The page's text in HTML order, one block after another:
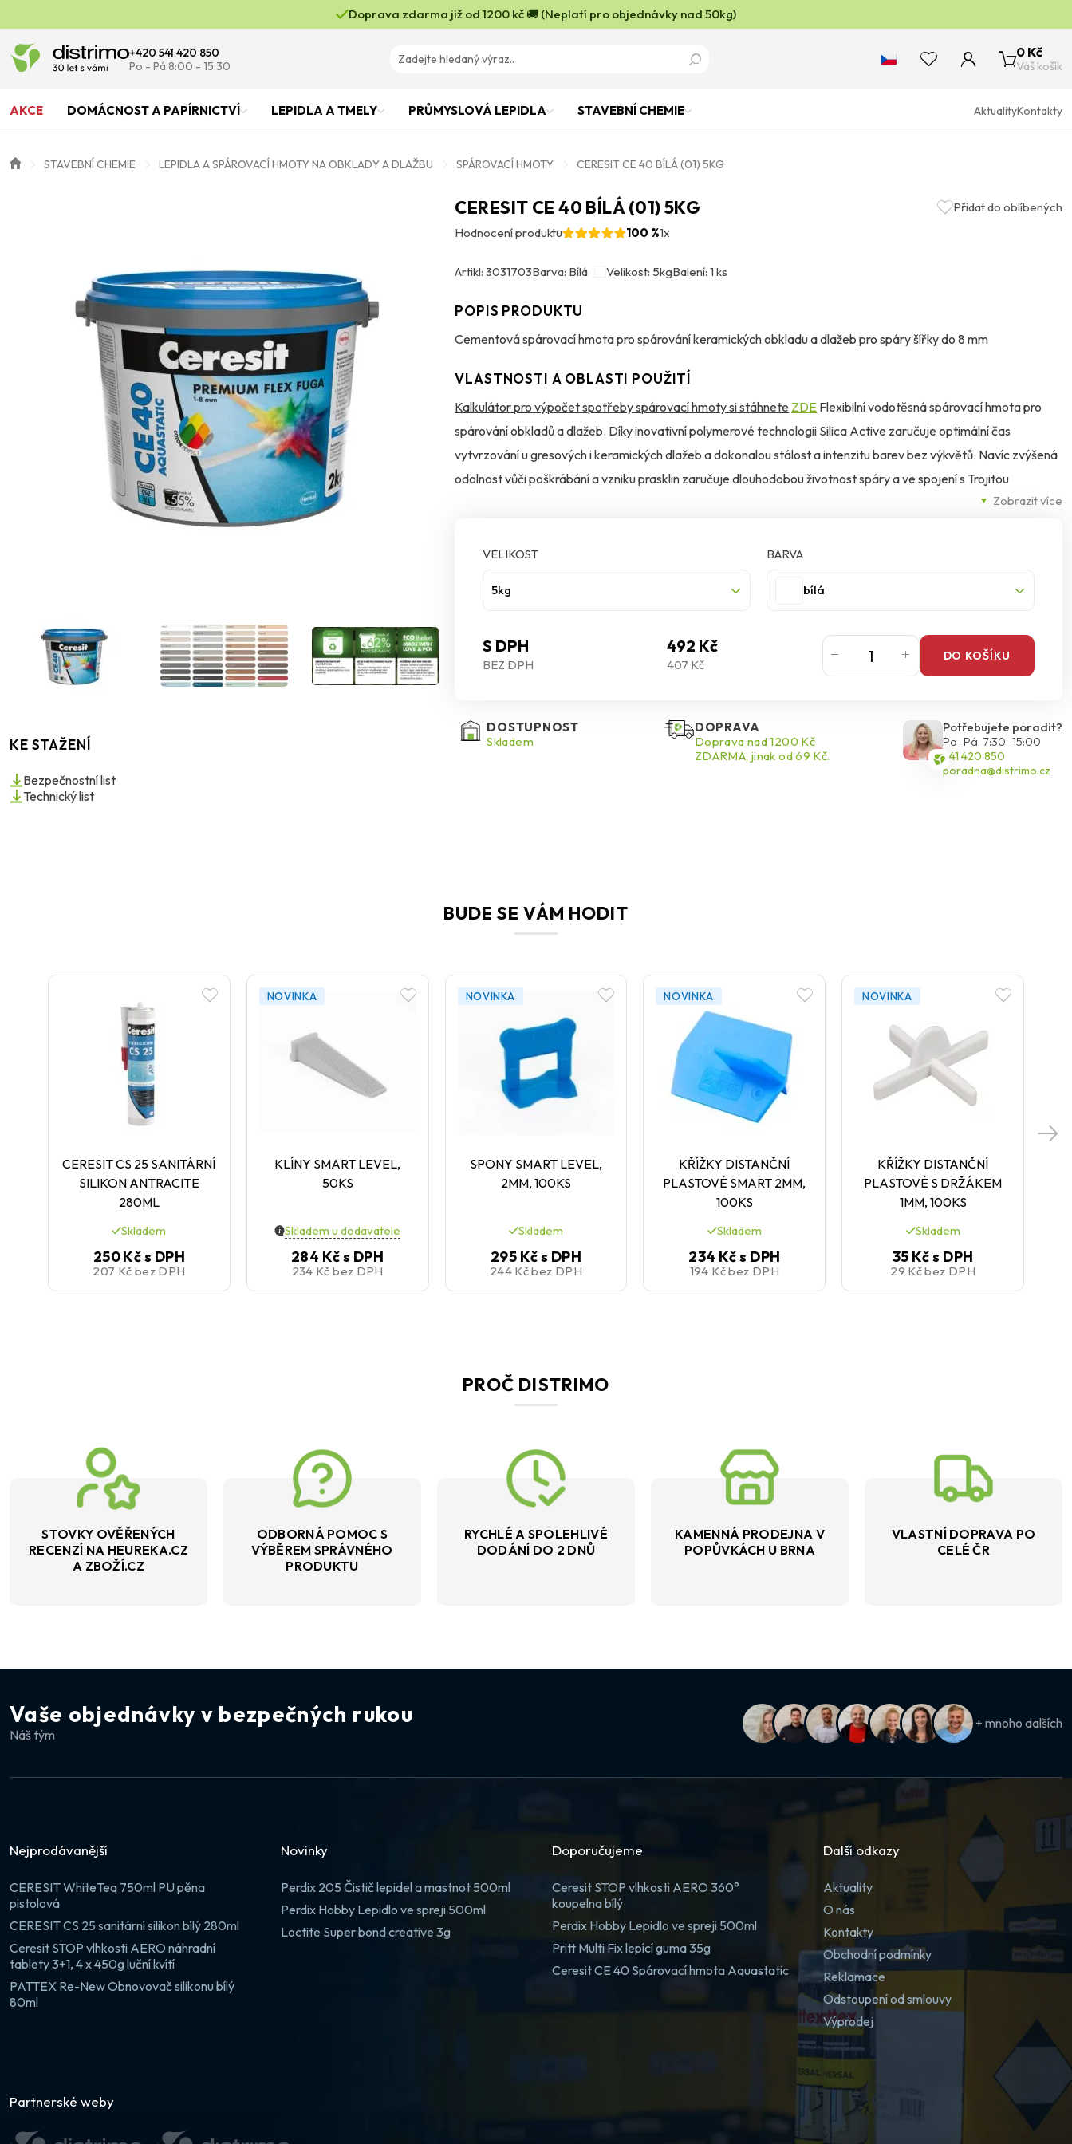
Doprava zdarma již od 1200 kč 🚚 (Neplatí pro objednávky nad 50kg)
+420 541 420 850
Po - Pá 8:00 - 15:30
0 Kč
Váš košík
AKCE DOMÁCNOST A PAPÍRNICTVÍ LEPIDLA A TMELY PRŮMYSLOVÁ LEPIDLA STAVEBNÍ CHEMIE AktualityKontakty
STAVEBNÍ CHEMIE LEPIDLA A SPÁROVACÍ HMOTY NA OBKLADY A DLAŽBU SPÁROVACÍ HMOTY CERESIT CE 40 BÍLÁ (01) 5KG
CERESIT CE 40 BÍLÁ (01) 5KG
Přidat do oblíbených
Hodnocení produktu
100 %1x
Artikl: 3031703Barva: Bílá Velikost: 5kgBalení: 1 ks
KE STAŽENÍ
Bezpečnostní list
Technický list
POPIS PRODUKTU
Cementová spárovací hmota pro spárování keramických obkladu a dlažeb pro spáry šířky do 8 mm
Zobrazit více
VLASTNOSTI A OBLASTI POUŽITÍ
Kalkulátor pro výpočet spotřeby spárovací hmoty si stáhnete ZDE Flexibilní vodotěsná spárovací hmota pro
spárování obkladů a dlažeb. Díky inovativní polymerové technologii Silica Active zaručuje optimální čas
vytvrzování u gresových i keramických dlažeb a dokonalou stálost a intenzitu barev bez výkvětů. Navíc zvýšená
odolnost vůči poškrábání a vzniku prasklin zaručuje dlouhodobou životnost spáry a ve spojení s Trojitou
VELIKOST
5kg
BARVA
bílá
S DPH 492 Kč
BEZ DPH 407 Kč
DO KOŠÍKU
DOSTUPNOST
Skladem
DOPRAVA
Doprava nad 1200 Kč
ZDARMA, jinak od 69 Kč.
Potřebujete poradit?
Po–Pá: 7:30–15:00
541 420 850
poradna@distrimo.cz
BUDE SE VÁM HODIT
CERESIT CS 25 SANITÁRNÍ
SILIKON ANTRACITE
280ML
Skladem
250 Kčs DPH
207 Kč bez DPH
NOVINKA
KLÍNY SMART LEVEL,
50KS
Skladem u dodavatele
284 Kčs DPH
234 Kčbez DPH
NOVINKA
SPONY SMART LEVEL,
2MM, 100KS
Skladem
295 Kčs DPH
244 Kčbez DPH
NOVINKA
KŘÍŽKY DISTANČNÍ
PLASTOVÉ SMART 2MM,
100KS
Skladem
234 Kčs DPH
194 Kčbez DPH
NOVINKA
KŘÍŽKY DISTANČNÍ
PLASTOVÉ S DRŽÁKEM
1MM, 100KS
Skladem
35 Kčs DPH
29 Kčbez DPH
PROČ DISTRIMO
STOVKY OVĚŘENÝCH
RECENZÍ NA HEUREKA.CZ
A ZBOŽÍ.CZ
ODBORNÁ POMOC S
VÝBĚREM SPRÁVNÉHO
PRODUKTU
RYCHLÉ A SPOLEHLIVÉ
DODÁNÍ DO 2 DNŮ
KAMENNÁ PRODEJNA V
POPŮVKÁCH U BRNA
VLASTNÍ DOPRAVA PO
CELÉ ČR
Vaše objednávky v bezpečných rukou
Náš tým
+ mnoho dalších
Nejprodávanější
CERESIT WhiteTeq 750ml PU pěna
pistolová
CERESIT CS 25 sanitární silikon bílý 280ml
Ceresit STOP vlhkosti AERO náhradní
tablety 3+1, 4 x 450g luční kvítí
PATTEX Re-New Obnovovač silikonu bílý
80ml
Novinky
Perdix 205 Čistič lepidel a mastnot 500ml
Perdix Hobby Lepidlo ve spreji 500ml
Loctite Super bond creative 3g
Doporučujeme
Ceresit STOP vlhkosti AERO 360°
koupelna bílý
Perdix Hobby Lepidlo ve spreji 500ml
Pritt Multi Fix lepící guma 35g
Ceresit CE 40 Spárovací hmota Aquastatic
Další odkazy
Aktuality
O nás
Kontakty
Obchodní podmínky
Reklamace
Odstoupení od smlouvy
Výprodej
Partnerské weby